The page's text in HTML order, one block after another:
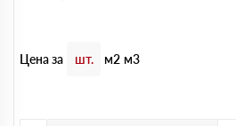
Цена за шт. м2 м3